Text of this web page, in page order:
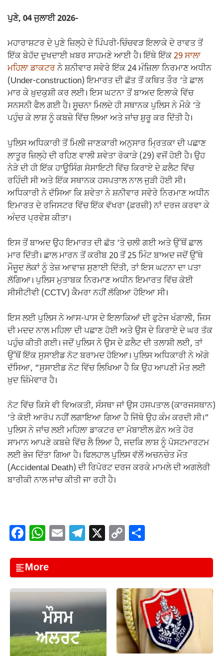
ਪੁਣੇ, 04 ਜੁਲਾਈ 2026-
ਮਹਾਰਾਸ਼ਟਰ ਦੇ ਪੁਣੇ ਜ਼ਿਲ੍ਹੇ ਦੇ ਪਿੰਪਰੀ-ਚਿੰਚਵੜ ਇਲਾਕੇ ਦੇ ਰਾਵਤ ਤੋਂ
ਇੱਕ ਬੇਹੱਦ ਦੁਖਦਾਈ ਖ਼ਬਰ ਸਾਹਮਣੇ ਆਈ ਹੈ। ਇੱਥੇ ਇੱਕ29 ਸਾਲਾ
ਮਹਿਲਾ ਡਾਕਟਰਨੇ ਸ਼ਨੀਵਾਰ ਸਵੇਰੇ ਇੱਕ 24 ਮੰਜ਼ਿਲਾ ਨਿਰਮਾਣ ਅਧੀਨ
(Under-construction) ਇਮਾਰਤ ਦੀ ਛੱਤ ਤੋਂ ਕਥਿਤ ਤੌਰ ‘ਤੇ ਛਾਲ
ਮਾਰ ਕੇ ਖ਼ੁਦਕੁਸ਼ੀ ਕਰ ਲਈ। ਇਸ ਘਟਨਾ ਤੋਂ ਬਾਅਦ ਇਲਾਕੇ ਵਿੱਚ
ਸਨਸਨੀ ਫੈਲ ਗਈ ਹੈ। ਸੂਚਨਾ ਮਿਲਦੇ ਹੀ ਸਥਾਨਕ ਪੁਲਿਸ ਨੇ ਮੌਕੇ ‘ਤੇ
ਪਹੁੰਚ ਕੇ ਲਾਸ਼ ਨੂੰ ਕਬਜ਼ੇ ਵਿੱਚ ਲਿਆ ਅਤੇ ਜਾਂਚ ਸ਼ੁਰੂ ਕਰ ਦਿੱਤੀ ਹੈ।
ਪੁਲਿਸ ਅਧਿਕਾਰੀ ਤੋਂ ਮਿਲੀ ਜਾਣਕਾਰੀ ਅਨੁਸਾਰ ਮ੍ਰਿਤਕਾ ਦੀ ਪਛਾਣ
ਲਾਤੂਰ ਜ਼ਿਲ੍ਹੇ ਦੀ ਰਹਿਣ ਵਾਲੀ ਸ਼ਵੇਤਾ ਰੋਕਾੜੇ (29) ਵਜੋਂ ਹੋਈ ਹੈ। ਉਹ
ਨੇੜੇ ਦੀ ਹੀ ਇੱਕ ਹਾਊਸਿੰਗ ਸੋਸਾਇਟੀ ਵਿੱਚ ਕਿਰਾਏ ਦੇ ਫ਼ਲੈਟ ਵਿੱਚ
ਰਹਿੰਦੀ ਸੀ ਅਤੇ ਇੱਕ ਸਥਾਨਕ ਹਸਪਤਾਲ ਨਾਲ ਜੁੜੀ ਹੋਈ ਸੀ।
ਅਧਿਕਾਰੀ ਨੇ ਦੱਸਿਆ ਕਿ ਸ਼ਵੇਤਾ ਨੇ ਸ਼ਨੀਵਾਰ ਸਵੇਰੇ ਨਿਰਮਾਣ ਅਧੀਨ
ਇਮਾਰਤ ਦੇ ਰਜਿਸਟਰ ਵਿੱਚ ਇੱਕ ਵੱਖਰਾ (ਫ਼ਰਜ਼ੀ) ਨਾਂ ਦਰਜ ਕਰਵਾ ਕੇ
ਅੰਦਰ ਪ੍ਰਵੇਸ਼ ਕੀਤਾ।
ਇਸ ਤੋਂ ਬਾਅਦ ਉਹ ਇਮਾਰਤ ਦੀ ਛੱਤ ‘ਤੇ ਚਲੀ ਗਈ ਅਤੇ ਉੱਥੋਂ ਛਾਲ
ਮਾਰ ਦਿੱਤੀ। ਛਾਲ ਮਾਰਨ ਤੋਂ ਕਰੀਬ 20 ਤੋਂ 25 ਮਿੰਟ ਬਾਅਦ ਜਦੋਂ ਉੱਥੇ
ਮੌਜੂਦ ਲੋਕਾਂ ਨੂੰ ਤੇਜ਼ ਆਵਾਜ਼ ਸੁਣਾਈ ਦਿੱਤੀ, ਤਾਂ ਇਸ ਘਟਨਾ ਦਾ ਪਤਾ
ਲੱਗਿਆ। ਪੁਲਿਸ ਮੁਤਾਬਕ ਨਿਰਮਾਣ ਅਧੀਨ ਇਮਾਰਤ ਵਿੱਚ ਕੋਈ
ਸੀਸੀਟੀਵੀ (CCTV) ਕੈਮਰਾ ਨਹੀਂ ਲੱਗਿਆ ਹੋਇਆ ਸੀ।
ਇਸ ਲਈ ਪੁਲਿਸ ਨੇ ਆਸ-ਪਾਸ ਦੇ ਇਲਾਕਿਆਂ ਦੀ ਫੁਟੇਜ ਖੰਗਾਲੀ, ਜਿਸ
ਦੀ ਮਦਦ ਨਾਲ ਮਹਿਲਾ ਦੀ ਪਛਾਣ ਹੋਈ ਅਤੇ ਉਸ ਦੇ ਕਿਰਾਏ ਦੇ ਘਰ ਤੱਕ
ਪਹੁੰਚ ਕੀਤੀ ਗਈ। ਜਦੋਂ ਪੁਲਿਸ ਨੇ ਉਸ ਦੇ ਫ਼ਲੈਟ ਦੀ ਤਲਾਸ਼ੀ ਲਈ, ਤਾਂ
ਉੱਥੋਂ ਇੱਕ ਸੁਸਾਈਡ ਨੋਟ ਬਰਾਮਦ ਹੋਇਆ। ਪੁਲਿਸ ਅਧਿਕਾਰੀ ਨੇ ਅੱਗੇ
ਦੱਸਿਆ, “ਸੁਸਾਈਡ ਨੋਟ ਵਿੱਚ ਲਿਖਿਆ ਹੈ ਕਿ ਉਹ ਆਪਣੀ ਮੌਤ ਲਈ
ਖ਼ੁਦ ਜ਼ਿੰਮੇਵਾਰ ਹੈ।
ਨੋਟ ਵਿੱਚ ਕਿਸੇ ਵੀ ਵਿਅਕਤੀ, ਸੰਸਥਾ ਜਾਂ ਉਸ ਹਸਪਤਾਲ (ਕਾਰਜਸਥਾਨ)
‘ਤੇ ਕੋਈ ਆਰੋਪ ਨਹੀਂ ਲਗਾਇਆ ਗਿਆ ਹੈ ਜਿੱਥੇ ਉਹ ਕੰਮ ਕਰਦੀ ਸੀ।”
ਪੁਲਿਸ ਨੇ ਜਾਂਚ ਲਈ ਮਹਿਲਾ ਡਾਕਟਰ ਦਾ ਮੋਬਾਈਲ ਫ਼ੋਨ ਅਤੇ ਹੋਰ
ਸਾਮਾਨ ਆਪਣੇ ਕਬਜ਼ੇ ਵਿੱਚ ਲੈ ਲਿਆ ਹੈ, ਜਦਕਿ ਲਾਸ਼ ਨੂੰ ਪੋਸਟਮਾਰਟਮ
ਲਈ ਭੇਜ ਦਿੱਤਾ ਗਿਆ ਹੈ। ਫਿਲਹਾਲ ਪੁਲਿਸ ਵੱਲੋਂ ਅਚਨਚੇਤ ਮੌਤ
(Accidental Death) ਦੀ ਰਿਪੋਰਟ ਦਰਜ ਕਰਕੇ ਮਾਮਲੇ ਦੀ ਅਗਲੇਰੀ
ਬਾਰੀਕੀ ਨਾਲ ਜਾਂਚ ਕੀਤੀ ਜਾ ਰਹੀ ਹੈ।
F
c
e
b
o
o
k
W
at
s
A
p
p
E
ail
T
e
gr
a
m
X C
p
y
Li
n
k
ar
e
More